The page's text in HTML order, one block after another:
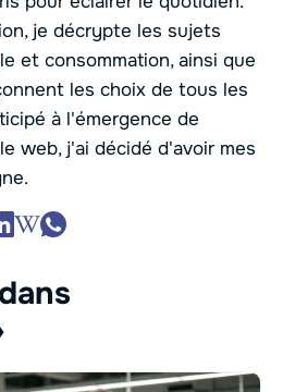
je décrypte les sujets
et consommation, ainsi que
les choix de tous les
à l'émergence de
web, j'ai décidé d'avoir mes